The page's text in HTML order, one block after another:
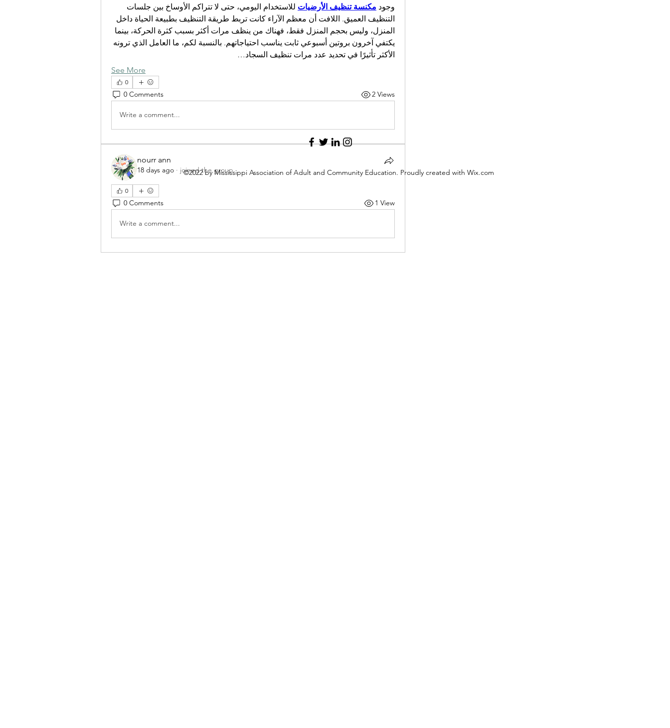
وجود مكنسة تنظيف الأرضيات
الأكثر تأثيرًا في تحديد عدد مرات تنظيف السجاد…
See More
0
0 Comments 2 Views
Write a comment...
nourr ann
18 days ago · joined the group.
0
0 Comments 1 View
Write a comment...
©2022 by Mississippi Association of Adult and Community Education. Proudly created with Wix.com